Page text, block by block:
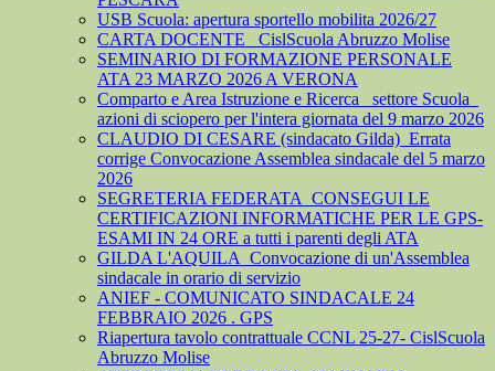
USB Scuola: apertura sportello mobilita 2026/27
CARTA DOCENTE_ CislScuola Abruzzo Molise
SEMINARIO DI FORMAZIONE PERSONALE
ATA 23 MARZO 2026 A VERONA
Comparto e Area Istruzione e Ricerca_ settore Scuola_
azioni di sciopero per l'intera giornata del 9 marzo 2026
CLAUDIO DI CESARE (sindacato Gilda)_Errata
corrige Convocazione Assemblea sindacale del 5 marzo
2026
SEGRETERIA FEDERATA_CONSEGUI LE
CERTIFICAZIONI INFORMATICHE PER LE GPS-
ESAMI IN 24 ORE a tutti i parenti degli ATA
GILDA L'AQUILA_Convocazione di un'Assemblea
sindacale in orario di servizio
ANIEF - COMUNICATO SINDACALE 24
FEBBRAIO 2026 . GPS
Riapertura tavolo contrattuale CCNL 25-27- CislScuola
Abruzzo Molise